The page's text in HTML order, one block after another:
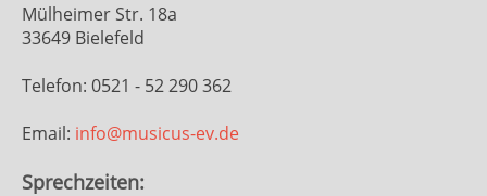
Mülheimer Str. 18a
33649 Bielefeld
Telefon: 0521 - 52 290 362
Email: info@musicus-ev.de
Sprechzeiten: